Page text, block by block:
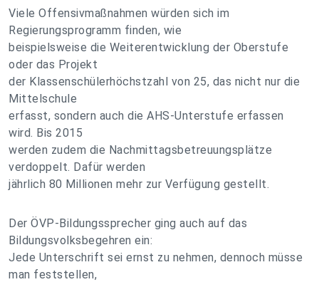
Viele Offensivmaßnahmen würden sich im
Regierungsprogramm finden, wie
beispielsweise die Weiterentwicklung der Oberstufe
oder das Projekt
der Klassenschülerhöchstzahl von 25, das nicht nur die
Mittelschule
erfasst, sondern auch die AHS-Unterstufe erfassen
wird. Bis 2015
werden zudem die Nachmittagsbetreuungsplätze
verdoppelt. Dafür werden
jährlich 80 Millionen mehr zur Verfügung gestellt.
Der ÖVP-Bildungssprecher ging auch auf das
Bildungsvolksbegehren ein:
Jede Unterschrift sei ernst zu nehmen, dennoch müsse
man feststellen,